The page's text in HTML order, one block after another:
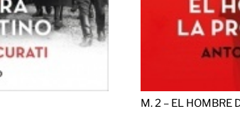
M. 2 – EL HOMBRE